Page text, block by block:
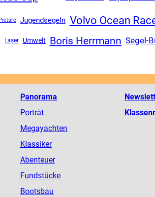
Jugendsegeln Volvo Ocean
Laser Umwelt Boris Herrmann Segel-
Panorama
Porträt
Megayachten
Klassiker
Abenteuer
Fundstücke
Bootsbau